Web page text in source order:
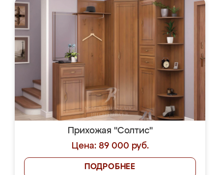
Прихожая "Солтис"
Цена: 89 000 руб.
ПОДРОБНЕЕ